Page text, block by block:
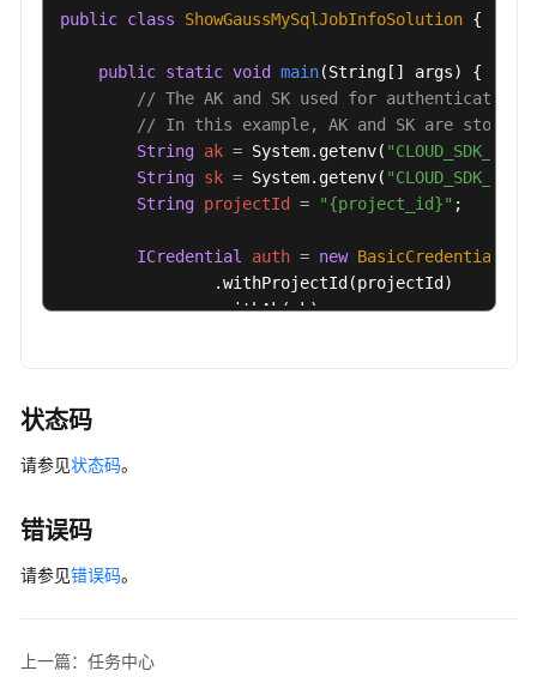
public class ShowGaussMySqlJobInfoSolution {
public static void main(String[] args)
{
// The AK and SK used for
// In this example, AK and SK are stored
String ak = System.getenv( "CLOUD_SDK_AK"
String sk = System.getenv( "CLOUD_SDK_SK"
String projectId = "{project_id}" ;
ICredential auth = new BasicCredentials
                .withProjectId(projectId)
                .withAk(ak)
                .withCredential(auth)
                .build();
        }
状态码
请参见状态码。
错误码
请参见错误码。
上一篇：任务中心